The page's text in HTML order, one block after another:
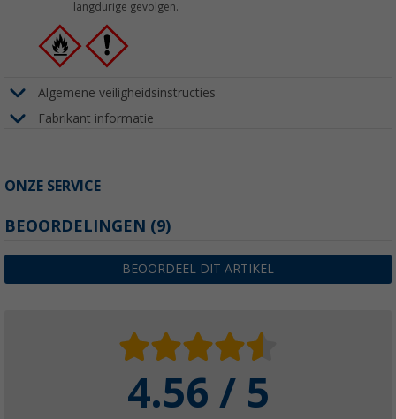
langdurige gevolgen.
Algemene veiligheidsinstructies
Fabrikant informatie
ONZE SERVICE
BEOORDELINGEN (9)
BEOORDEEL DIT ARTIKEL
4.56 / 5